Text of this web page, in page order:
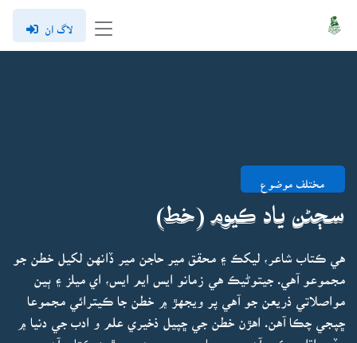
لاگ ان
مختلف موضوع
سڄڻن ياد ڪيوم (خط)
هي ڪتاب شاعر، ليکڪ ۽ محقق مير حاجن مير ڏانهن لکيل خطن جو
مجموعو آهي. جيتوڻيڪ هي زمانو ايس ايم ايس، اي ميلز ۽ ٻين
مواصلاتي ذريعن جو آهي پر ويجهڙ ۾ خطن جا ڪيترائي مجموعا
ڇپجي چڪا آهن. اهڙن خطن جي ڇپيل ذخيري علم و ادب جي دنيا ۾
وڏو واڌارو ڪيو آهي. مير حاجن مير جو هي چوٿون ڪتاب آهي ۽